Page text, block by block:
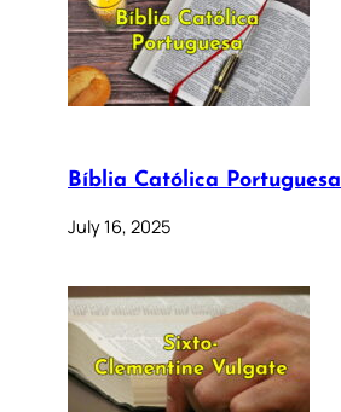
Bíblia Católica Portuguesa
July 16, 2025